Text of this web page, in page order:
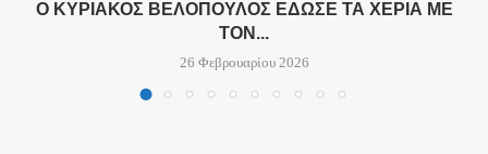
Ο ΚΥΡΙΆΚΟΣ ΒΕΛΌΠΟΥΛΟΣ ΈΔΩΣΕ ΤΑ ΧΈΡΙΑ ΜΕ
ΤΟΝ...
26 Φεβρουαρίου 2026